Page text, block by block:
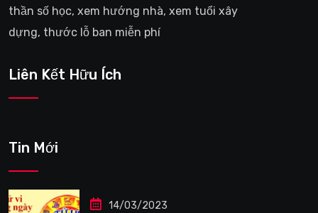
thần số học, xem hướng nhà, xem tuổi xây
dựng, thước lỗ ban miễn phí
Liên Kết Hữu Ích
Tin Mới
14/03/2023